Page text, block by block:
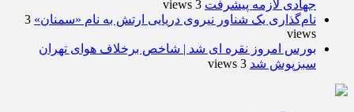
جهادی لازمه پیشرفت 3 views
نام‌گذاری یک شناور نیروی دریایی ارتش به نام «سمنان» 3
views
بورس امروز نقره ای شد | شاخص برخلاف هوای تهران
سبزپوش شد 3 views